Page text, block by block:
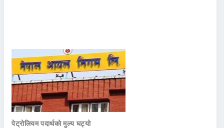
पेट्रोलियम पदार्थको मुल्य घट्यो